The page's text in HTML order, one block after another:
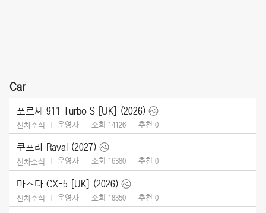
Car
포르셰 911 Turbo S [UK] (2026)
신차소식 운영자 조회 14126 추천 0
쿠프라 Raval (2027)
신차소식 운영자 조회 16380 추천 0
마츠다 CX-5 [UK] (2026)
신차소식 운영자 조회 18350 추천 0